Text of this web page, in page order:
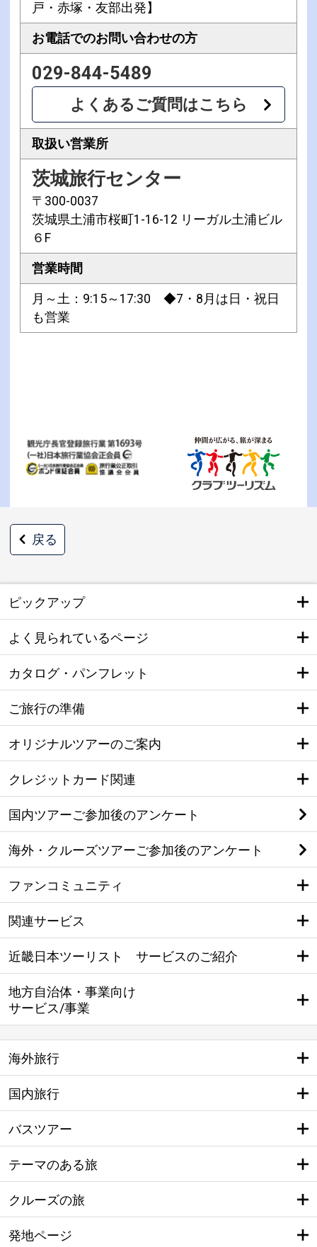
戸・赤塚・友部出発】
お電話でのお問い合わせの方
029-844-5489
よくあるご質問はこちら
取扱い営業所
茨城旅行センター
〒300-0037
茨城県土浦市桜町1-16-12 リーガル土浦ビル
６F
営業時間
月～土：9:15～17:30 ◆7・8月は日・祝日
も営業
戻る
ピックアップ
よく見られているページ
カタログ・パンフレット
ご旅行の準備
オリジナルツアーのご案内
クレジットカード関連
国内ツアーご参加後のアンケート
海外・クルーズツアーご参加後のアンケート
ファンコミュニティ
関連サービス
近畿日本ツーリスト サービスのご紹介
地方自治体・事業向け
サービス/事業
海外旅行
国内旅行
バスツアー
テーマのある旅
クルーズの旅
発地ページ